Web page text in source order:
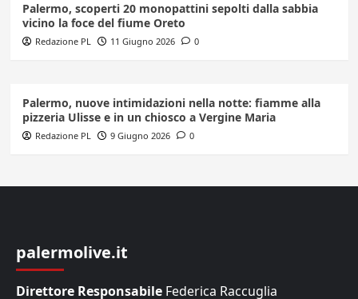
Palermo, scoperti 20 monopattini sepolti dalla sabbia
vicino la foce del fiume Oreto
Redazione PL 11 Giugno 2026 0
Palermo, nuove intimidazioni nella notte: fiamme alla
pizzeria Ulisse e in un chiosco a Vergine Maria
Redazione PL 9 Giugno 2026 0
palermolive.it
Direttore Responsabile Federica Raccuglia